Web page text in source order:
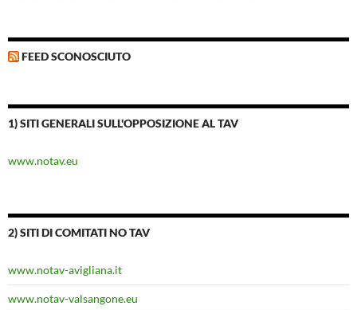
FEED SCONOSCIUTO
1) SITI GENERALI SULL'OPPOSIZIONE AL TAV
www.notav.eu
2) SITI DI COMITATI NO TAV
www.notav-avigliana.it
www.notav-valsangone.eu